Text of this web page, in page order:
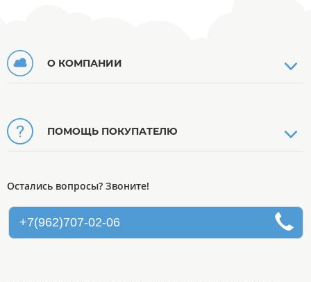
О КОМПАНИИ
ПОМОЩЬ ПОКУПАТЕЛЮ
Остались вопросы? Звоните!
+7(962)707-02-06